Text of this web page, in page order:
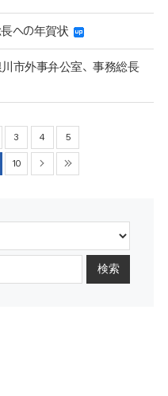
への年賀状
市外事弁公室、事務総長
3 4 5
10
検索